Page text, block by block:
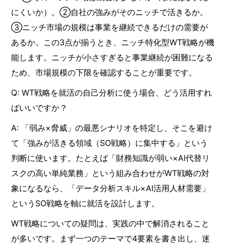
にくいか）。②自社の強みがそのニッチで活きるか。
③ニッチ市場の規模は事業を継続できるだけの需要が
あるか。この3点が揃うとき、ニッチ特化型WT戦略が機
能します。ニッチが小さすぎると事業継続が困難になる
ため、市場規模の下限を確認することが重要です。
Q: WT戦略を就活の自己分析に使う場合、どう活用すれ
ばいいですか？
A: 「弱み×脅威」の最悪シナリオを特定し、そこを避け
て「強みが活きる領域（SO戦略）に集中する」という
判断に使います。たとえば「財務知識が弱い×AI代替リ
スクの高い単純業務」という組み合わせがWT戦略の対
象になるなら、「データ分析スキル×AI活用人材需要」
というSO戦略を軸に就活を設計します。
WT戦略についての疑問は、実践の中で解消されること
が多いです。まず一つのテーマで4要素を書き出し、迷